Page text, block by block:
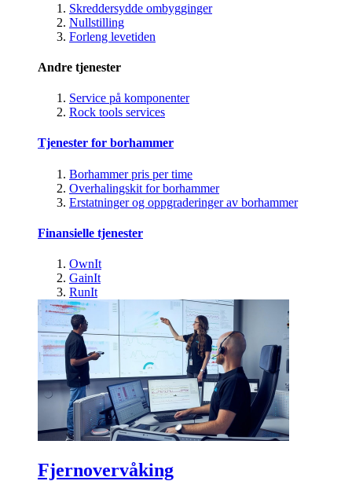
Skreddersydde ombygginger
Nullstilling
Forleng levetiden
Andre tjenester
Service på komponenter
Rock tools services
Tjenester for borhammer
Borhammer pris per time
Overhalingskit for borhammer
Erstatninger og oppgraderinger av borhammer
Finansielle tjenester
OwnIt
GainIt
RunIt
Fjernovervåking